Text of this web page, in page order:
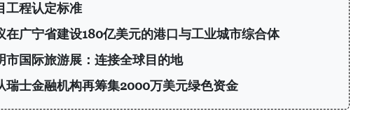
工程认定标准
在广宁省建设180亿美元的港口与工业城市综合体
市国际旅游展：连接全球目的地
瑞士金融机构再筹集2000万美元绿色资金